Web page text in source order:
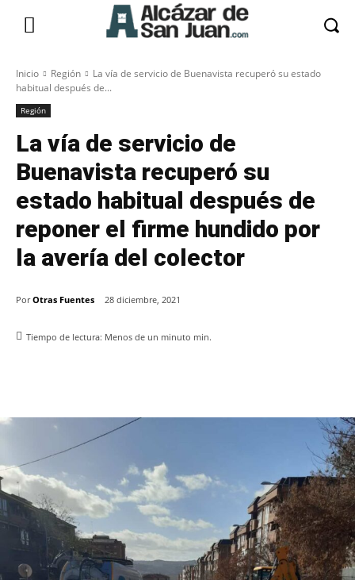
Inicio Región
La vía de servicio de Buenavista recuperó su estado
habitual después de...
Región
La vía de servicio de
Buenavista recuperó su
estado habitual después de
reponer el firme hundido por
la avería del colector
Por Otras Fuentes 28 diciembre, 2021
Tiempo de lectura: Menos de un minuto min.